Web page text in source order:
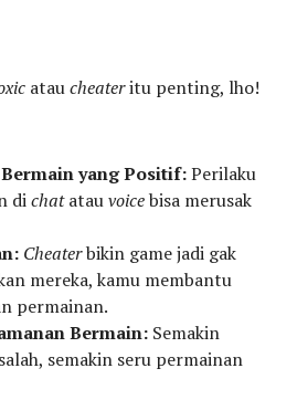
ataucheateritu penting, lho!
yang Positif:Perilaku
dichatatauvoicebisa merusak
Cheaterbikin game jadi gak
mereka, kamu membantu
permainan.
Bermain: Semakin
semakin seru permainan